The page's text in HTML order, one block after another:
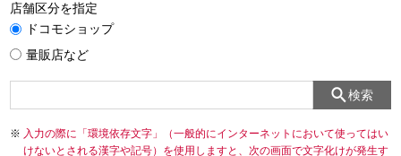
店舗区分を指定
ドコモショップ
量販店など
検索
入力の際に「環境依存文字」（一般的にインターネットにおいて使ってはい
けないとされる漢字や記号）を使用しますと、次の画面で文字化けが発生す